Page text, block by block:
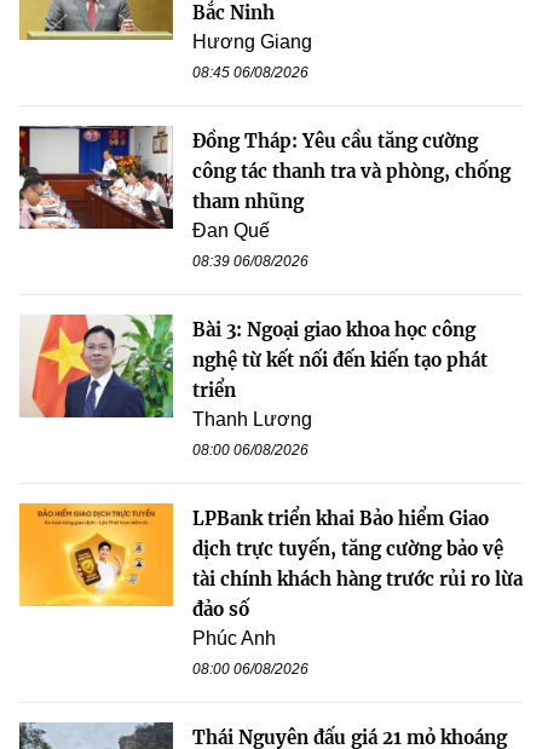
Bắc Ninh
Hương Giang
08:45 06/08/2026
Đồng Tháp: Yêu cầu tăng cường
công tác thanh tra và phòng, chống
tham nhũng
Đan Quế
08:39 06/08/2026
Bài 3: Ngoại giao khoa học công
nghệ từ kết nối đến kiến tạo phát
triển
Thanh Lương
08:00 06/08/2026
LPBank triển khai Bảo hiểm Giao
dịch trực tuyến, tăng cường bảo vệ
tài chính khách hàng trước rủi ro lừa
đảo số
Phúc Anh
08:00 06/08/2026
Thái Nguyên đấu giá 21 mỏ khoáng